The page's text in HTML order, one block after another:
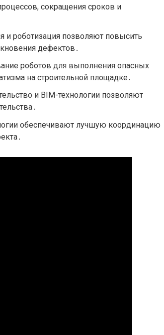
сокращения сроков и
и роботизация позволяют повысить
дефектов․
роботов для выполнения опасных
на строительной площадке․
и BIM-технологии позволяют
обеспечивают лучшую координацию